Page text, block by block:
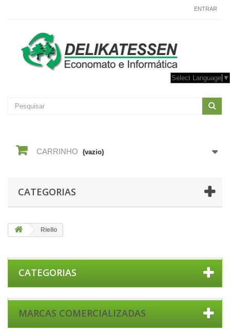
ENTRAR
Select Language ▼
CARRINHO (vazio)
CATEGORIAS
Riello
CATEGORIAS
MARCAS COMERCIALIZADAS